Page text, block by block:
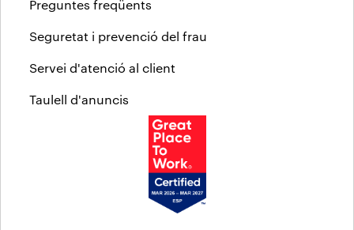
Preguntes freqüents
Seguretat i prevenció del frau
Servei d'atenció al client
Taulell d'anuncis